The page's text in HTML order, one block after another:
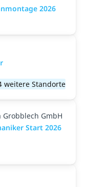
2026
weitere Standorte
GmbH
Start 2026